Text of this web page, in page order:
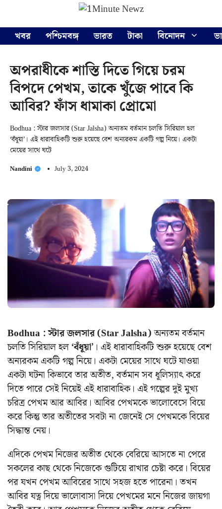
content
খবর
পশ্চিমবঙ্গ ভারত টাকা বিনোদন
অপরাধীকে শাস্তি দিতে গিয়ে চরম
বিপদে পেখম, তাকে খুঁজে পাবে কি
আবির? ফাঁস ধামাকা প্রোমো
Bodhua : স্টার জলসার (Star Jalsha) অন্যতম বর্তমান চলতি সিরিয়াল হল
‘বঁধূয়া’। এই ধারাবাহিকটি শুরু হয়েছে বেশ অন্যরকম একটি গল্প নিয়ে। একটা
মেয়ের সাথে ঘটে
Nandini July 3, 2024
Bodhua : স্টার জলসার(Star Jalsha)অন্যতম বর্তমান
চলতি সিরিয়াল হল‘বঁধূয়া’ । এই ধারাবাহিকটি শুরু হয়েছে বেশ
অন্যরকম একটি গল্প নিয়ে। একটা মেয়ের সাথে ঘটে যাওয়া
একটা ঘটনা কিভাবে তার অতীত, বর্তমান সব ধূলিস্যাৎ করে
দিতে পারে সেই নিয়েই এই ধারাবাহিক। এই গল্পের দুই মুখ্য
চরিত্র পেখম আর আবির। আবির পেখমকে ভালোবেসে বিয়ে
করে কিন্তু তার অতীতের সবটা না জেনেই সে পেখমকে বিয়ের
সিদ্ধান্ত নেয়।
এদিকে পেখম নিজের অতীত থেকে বেরিয়ে আসতে না পেরে
সকলের কাছ থেকে নিজেকে গুটিয়ে রাখার চেষ্টা করে। বিয়ের
পর যখন পেখম আবিরের সাথে সহজ হতে পারেনা। তখন
আবির যত্ন দিয়ে ভালোবাসা দিয়ে পেখমের মনে নিজের জায়গা